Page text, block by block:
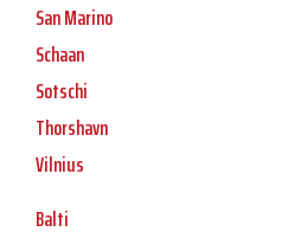
San Marino
Schaan
Sotschi
Thorshavn
Vilnius
Balti